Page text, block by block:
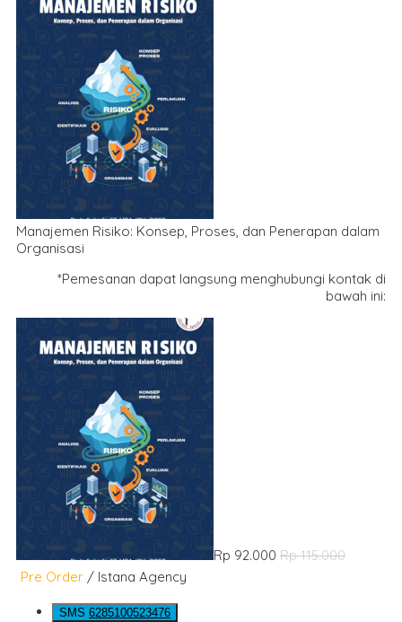
Manajemen Risiko: Konsep, Proses, dan Penerapan dalam
Organisasi
*Pemesanan dapat langsung menghubungi kontak di
bawah ini:
Rp 92.000 Rp 115.000
Pre Order / Istana Agency
SMS 6285100523476